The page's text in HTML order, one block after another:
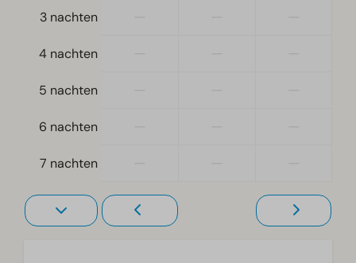
3 nachten
4 nachten
5 nachten
6 nachten
7 nachten